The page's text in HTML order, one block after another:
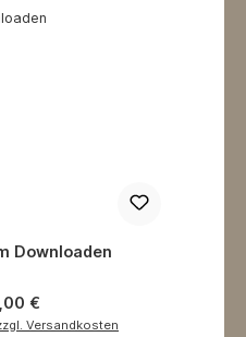
Downloaden
Preis:
€
Versandkosten